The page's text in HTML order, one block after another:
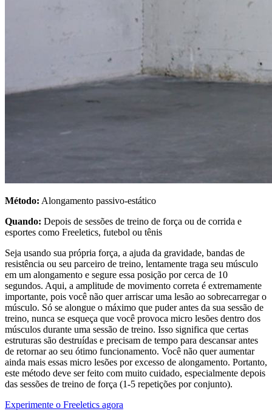
Método: Alongamento passivo-estático
Quando: Depois de sessões de treino de força ou de corrida e
esportes como Freeletics, futebol ou tênis
Seja usando sua própria força, a ajuda da gravidade, bandas de
resistência ou seu parceiro de treino, lentamente traga seu músculo
em um alongamento e segure essa posição por cerca de 10
segundos. Aqui, a amplitude de movimento correta é extremamente
importante, pois você não quer arriscar uma lesão ao sobrecarregar o
músculo. Só se alongue o máximo que puder antes da sua sessão de
treino, nunca se esqueça que você provoca micro lesões dentro dos
músculos durante uma sessão de treino. Isso significa que certas
estruturas são destruídas e precisam de tempo para descansar antes
de retornar ao seu ótimo funcionamento. Você não quer aumentar
ainda mais essas micro lesões por excesso de alongamento. Portanto,
este método deve ser feito com muito cuidado, especialmente depois
das sessões de treino de força (1-5 repetições por conjunto).
Experimente o Freeletics agora